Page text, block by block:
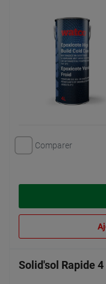
Comparer
Solid'sol Rapide 4